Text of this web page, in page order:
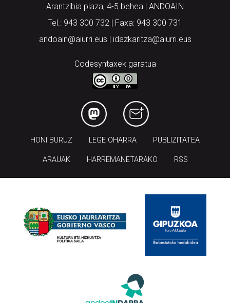
Arantzibia plaza, 4-5 behea | ANDOAIN
Tel.: 943 300 732 | Faxa: 943 300 731
andoain@aiurri.eus | idazkaritza@aiurri.eus
Codesyntaxek garatua
HONI BURUZ LEGE OHARRA PUBLIZITATEA
ARAUAK HARREMANETARAKO RSS